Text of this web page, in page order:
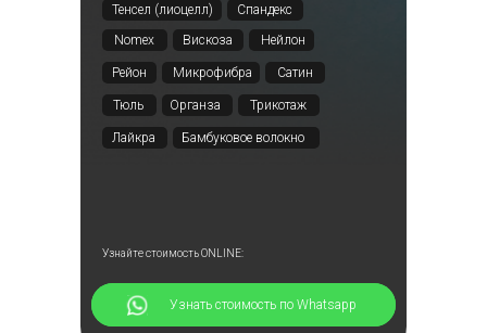
⠀⠀⠀⠀Узнать стоимость по Whatsapp
Узнайте стоимость ONLINE:
Nomex Вискоза Нейлон
Спандекс
Рейон Микрофибра Сатин
Бархат
Тюль Органза Трикотаж
Лайкра Бамбуковое волокно
Тенсел (лиоцелл)